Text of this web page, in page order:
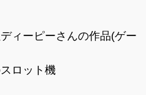
ィーピーさんの作品(ゲー
ロット機